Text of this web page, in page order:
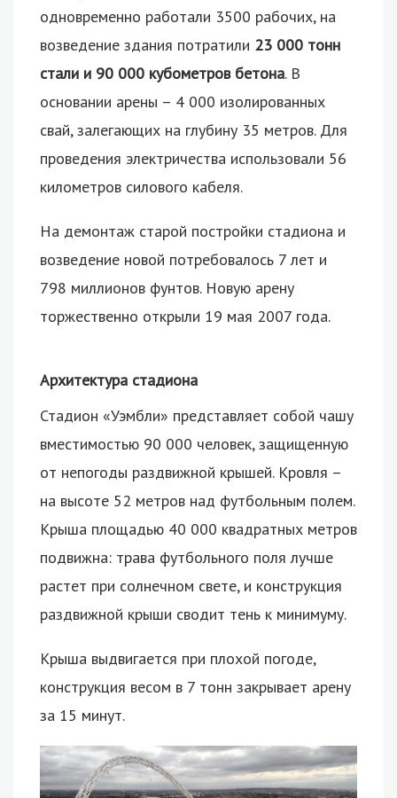
одновременно работали 3500 рабочих, на
возведение здания потратили 23 000 тонн
стали и 90 000 кубометров бетона. В
основании арены – 4 000 изолированных
свай, залегающих на глубину 35 метров. Для
проведения электричества использовали 56
километров силового кабеля.
На демонтаж старой постройки стадиона и
возведение новой потребовалось 7 лет и
798 миллионов фунтов. Новую арену
торжественно открыли 19 мая 2007 года.
Архитектура стадиона
Стадион «Уэмбли» представляет собой чашу
вместимостью 90 000 человек, защищенную
от непогоды раздвижной крышей. Кровля –
на высоте 52 метров над футбольным полем.
Крыша площадью 40 000 квадратных метров
подвижна: трава футбольного поля лучше
растет при солнечном свете, и конструкция
раздвижной крыши сводит тень к минимуму.
Крыша выдвигается при плохой погоде,
конструкция весом в 7 тонн закрывает арену
за 15 минут.